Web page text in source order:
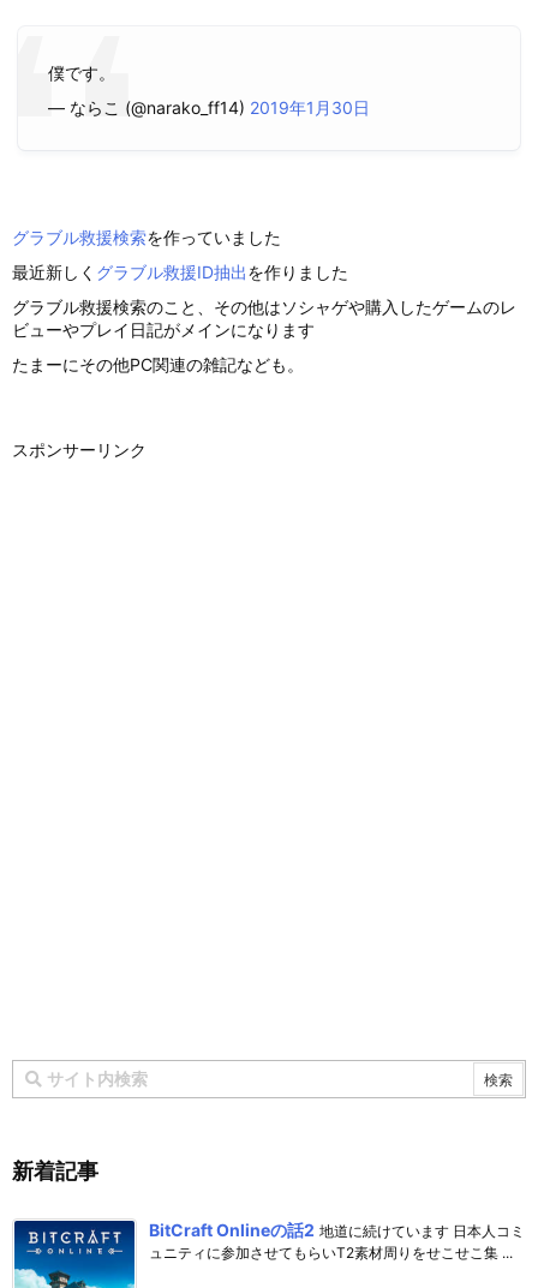
僕です。
— ならこ (@narako_ff14) 2019年1月30日
グラブル救援検索を作っていました
最近新しく グラブル救援ID抽出を作りました
グラブル救援検索のこと、その他はソシャゲや購入したゲームのレ
ビューやプレイ日記がメインになります
たまーにその他PC関連の雑記なども。
スポンサーリンク
新着記事
BitCraft Onlineの話2 地道に続けています 日本人コミ
ュニティに参加させてもらいT2素材周りをせこせこ集 ...